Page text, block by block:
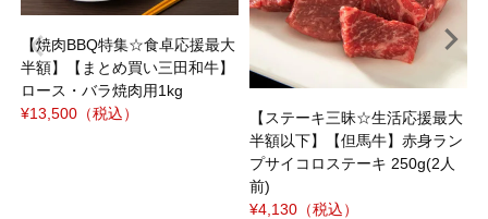
【焼肉BBQ特集☆食卓応援最大
半額】【まとめ買い三田和牛】
ロース・バラ焼肉用1kg
¥13,500 （税込）
【ステーキ三昧☆生活応援最大
半額以下】【但馬牛】赤身ラン
プサイコロステーキ 250g(2人
前)
¥4,130 （税込）